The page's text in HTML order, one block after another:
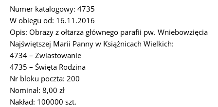
Numer katalogowy: 4735
W obiegu od: 16.11.2016
Opis: Obrazy z ołtarza głównego parafii pw. Wniebowzięcia
Najświętszej Marii Panny w Książnicach Wielkich:
4734 – Zwiastowanie
4735 – Święta Rodzina
Nr bloku poczta: 200
Nominał: 8,00 zł
Nakład: 100000 szt.